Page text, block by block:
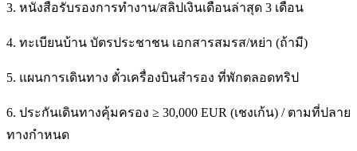
3. หนังสือรับรองการทำงาน/สลิปเงินเดือนล่าสุด 3 เดือน
4. ทะเบียนบ้าน บัตรประชาชน เอกสารสมรส/หย่า (ถ้ามี)
5. แผนการเดินทาง ตั๋วเครื่องบินสำรอง ที่พักตลอดทริป
6. ประกันเดินทางคุ้มครอง ≥ 30,000 EUR (เชงเก้น) / ตามที่ปลาย
ทางกำหนด